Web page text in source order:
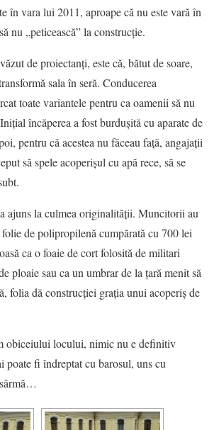
în vara lui 2011, aproape că nu este vară în
nu „peticească” la construcţie.
de proiectanţi, este că, bătut de soare,
sala în seră. Conducerea
toate variantele pentru ca oamenii să nu
încăperea a fost burduşită cu aparate de
pentru că acestea nu făceau faţă, angajaţii
să spele acoperişul cu apă rece, să se
ajuns la culmea originalităţii. Muncitorii au
de polipropilenă cumpărată cu 700 lei
ca o foaie de cort folosită de militari
ploaie sau ca un umbrar de la ţară menit să
folia dă construcţiei graţia unui acoperiş de
obiceiului locului, nimic nu e definitiv
poate fi îndreptat cu barosul, uns cu